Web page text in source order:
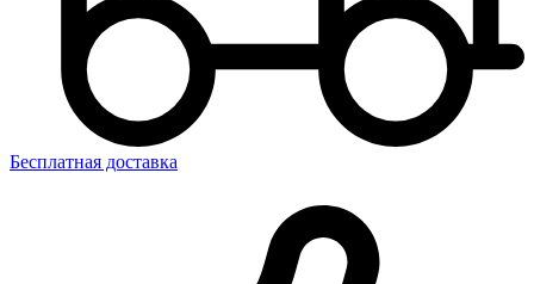
Бесплатная доставка